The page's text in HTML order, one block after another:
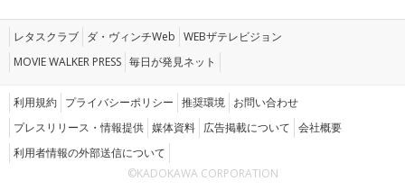
レタスクラブ ダ・ヴィンチWeb WEBザテレビジョン
MOVIE WALKER PRESS 毎日が発見ネット
利用規約 プライバシーポリシー 推奨環境 お問い合わせ
プレスリリース・情報提供 媒体資料 広告掲載について 会社概要
利用者情報の外部送信について
©KADOKAWA CORPORATION